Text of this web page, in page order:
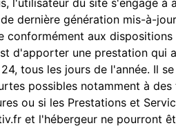
l'utilisateur du site s'engage
dernière génération mis-à-
conformément aux
d'apporter une prestation qui
tous les jours de l'année. Il
possibles notamment à
ou si les Prestations et
et l'hébergeur ne pourront